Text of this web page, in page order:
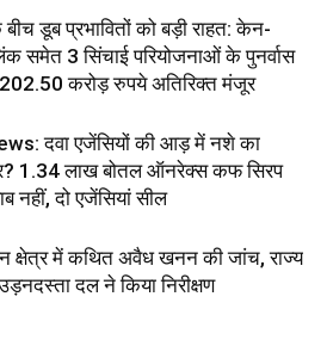
डूब प्रभावितों को बड़ी राहत: केन-
समेत 3 सिंचाई परियोजनाओं के पुनर्वास
करोड़ रुपये अतिरिक्त मंजूर
दवा एजेंसियों की आड़ में नशे का
1.34 लाख बोतल ऑनरेक्स कफ सिरप
नहीं, दो एजेंसियां सील
क्षेत्र में कथित अवैध खनन की जांच, राज्य
दल ने किया निरीक्षण